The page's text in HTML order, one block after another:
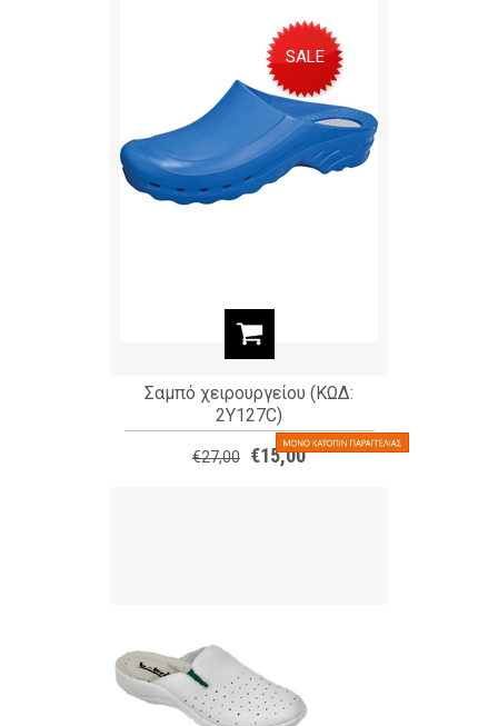
SALE
Σαμπό χειρουργείου (ΚΩΔ:
2Y127C)
€27,00 €15,00